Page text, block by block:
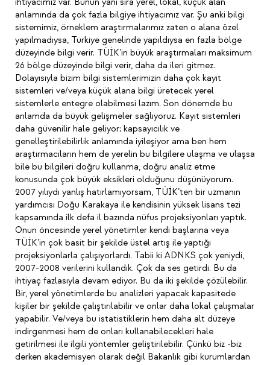
anlamında da çok fazla bilgiye ihtiyacımız var. Şu anki bilgi
sistemimiz, örneklem araştırmalarımız zaten o alana özel
yapılmadıysa, Türkiye genelinde yapıldıysa en fazla bölge
düzeyinde bilgi verir. TÜİK’in büyük araştırmaları maksimum
26 bölge düzeyinde bilgi verir, daha da ileri gitmez.
Dolayısıyla bizim bilgi sistemlerimizin daha çok kayıt
sistemleri ve/veya küçük alana bilgi üretecek yerel
sistemlerle entegre olabilmesi lazım. Son dönemde bu
anlamda da büyük gelişmeler sağlıyoruz. Kayıt sistemleri
daha güvenilir hale geliyor; kapsayıcılık ve
genelleştirilebilirlik anlamında iyileşiyor ama ben hem
araştırmacıların hem de yerelin bu bilgilere ulaşma ve ulaşsa
bile bu bilgileri doğru kullanma, doğru analiz etme
konusunda çok büyük eksikleri olduğunu düşünüyorum.
2007 yılıydı yanlış hatırlamıyorsam, TÜİK’ten bir uzmanın
yardımcısı Doğu Karakaya ile kendisinin yüksek lisans tezi
kapsamında ilk defa il bazında nüfus projeksiyonları yaptık.
Onun öncesinde yerel yönetimler kendi başlarına veya
TÜİK’in çok basit bir şekilde üstel artış ile yaptığı
projeksiyonlarla çalışıyorlardı. Tabii ki ADNKS çok yeniydi,
2007-2008 verilerini kullandık. Çok da ses getirdi. Bu da
ihtiyaç fazlasıyla devam ediyor. Bu da iki şekilde çözülebilir.
Bir, yerel yönetimlerde bu analizleri yapacak kapasitede
kişiler bir şekilde çalıştırılabilir ve onlar daha lokal çalışmalar
yapabilir. Ve/veya bu istatistiklerin hem daha alt düzeye
indirgenmesi hem de onları kullanabilecekleri hale
getirilmesi ile ilgili yöntemler geliştirilebilir. Çünkü biz -biz
derken akademisyen olarak değil Bakanlık gibi kurumlardan